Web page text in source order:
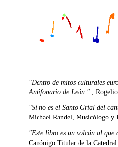
"Dentro de mitos culturales
Antifonario de León."
,
"Si no es el Santo Grial del
Michael Randel, Musicólogo y
"Este libro es un volcán al que
Canónigo Titular de la Catedral